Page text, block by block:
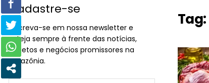
Tag:
Cadastre-se
Inscreva-se em nossa newsletter e
esteja sempre à frente das notícias,
projetos e negócios promissores na
Amazônia.